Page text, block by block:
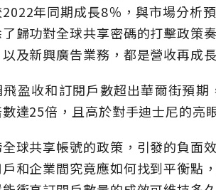
年同期成長8％，與市場分析
歸功對全球共享密碼的打擊政策
及新興廣告業務，都是營收再成
盈收和訂閱戶數超出華爾街預
達25倍，且高於對手迪士尼的亮
球共享帳號的政策，引發的負面
和企業間究竟應如何找到平衡點